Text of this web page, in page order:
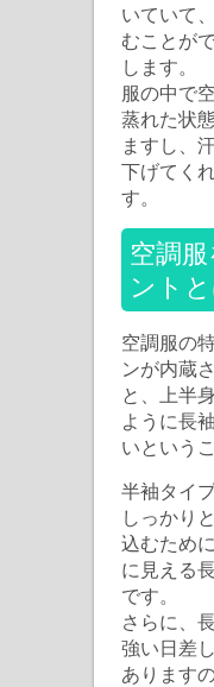
いていて
むことが
します。
服の中で
蒸れた状
ますし、
下げてく
す。
空調
ント
空調服の
ンが内蔵
と、上半
ように長
いという
半袖タイ
しっかり
込むため
に見える
です。
さらに、
強い日差
あります